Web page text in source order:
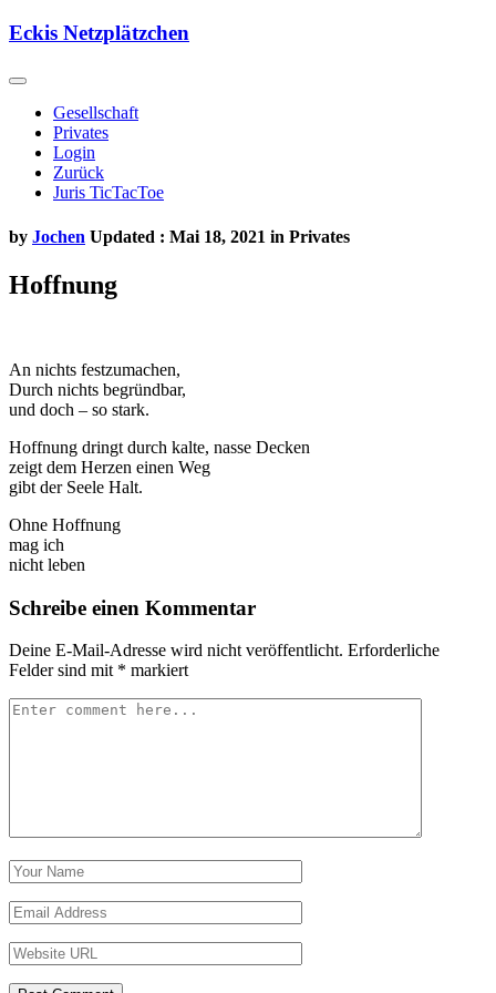
Skip
Eckis Netzplätzchen
Gesellschaft
Privates
Login
Zurück
Juris TicTacToe
by Jochen Updated : Mai 18, 2021 in Privates
Hoffnung
An nichts festzumachen,
Durch nichts begründbar,
und doch – so stark.
Hoffnung dringt durch kalte, nasse Decken
zeigt dem Herzen einen Weg
gibt der Seele Halt.
Ohne Hoffnung
mag ich
nicht leben
Schreibe einen Kommentar
Deine E-Mail-Adresse wird nicht veröffentlicht. Erforderliche
Felder sind mit * markiert